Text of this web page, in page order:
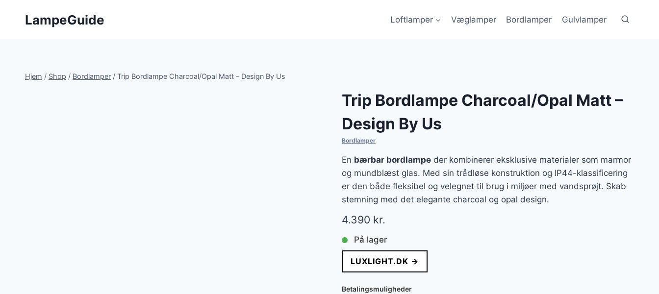
LampeGuide Loftlamper Væglamper Bordlamper Gulvlamper
Hjem / Shop / Bordlamper / Trip Bordlampe Charcoal/Opal Matt – Design By Us
Trip Bordlampe Charcoal/Opal Matt –
Design By Us
Bordlamper
En bærbar bordlampeder kombinerer eksklusive materialer som marmor
og mundblæst glas. Med sin trådløse konstruktion og IP44-klassificering
er den både fleksibel og velegnet til brug i miljøer med vandsprøjt. Skab
stemning med det elegante charcoal og opal design.
4.390 kr.
På lager
LUXLIGHT.DK →
Betalingsmuligheder